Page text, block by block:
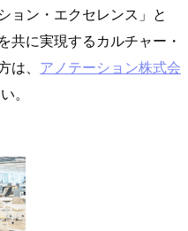
ョン・エクセレンス」と
共に実現するカルチャー・
、 アノテーション株式会
。